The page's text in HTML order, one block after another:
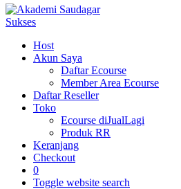
Host
Akun Saya
Daftar Ecourse
Member Area Ecourse
Daftar Reseller
Toko
Ecourse diJualLagi
Produk RR
Keranjang
Checkout
0
Toggle website search